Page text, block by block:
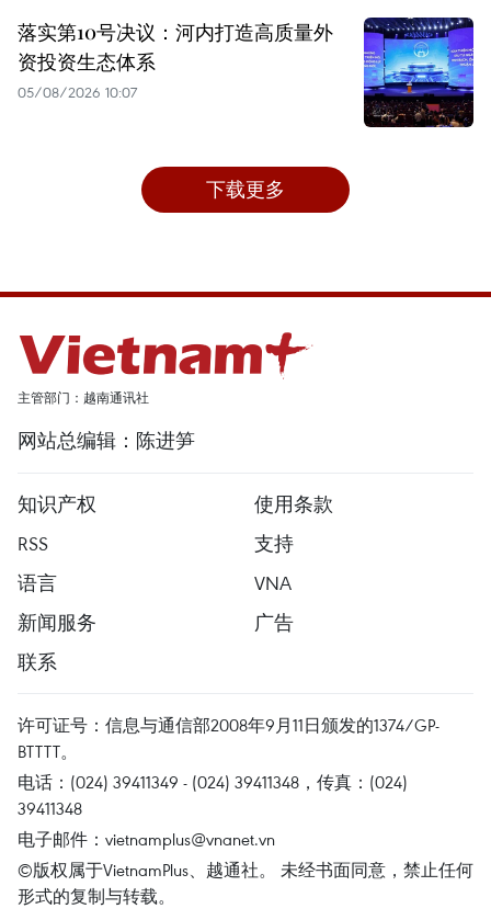
落实第10号决议：河内打造高质量外
资投资生态体系
05/08/2026 10:07
下载更多
主管部门：越南通讯社
网站总编辑：陈进笋
知识产权
使用条款
RSS
支持
语言
VNA
新闻服务
广告
联系
许可证号：信息与通信部2008年9月11日颁发的1374/GP-
BTTTT。
电话：(024) 39411349 - (024) 39411348，传真：(024)
39411348
电子邮件： vietnamplus@vnanet.vn
©版权属于VietnamPlus、越通社。 未经书面同意，禁止任何
形式的复制与转载。